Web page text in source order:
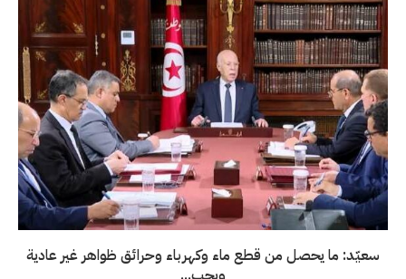
سعيّد: ما يحصل من قطع ماء وكهرباء وحرائق ظواهر غير عادية